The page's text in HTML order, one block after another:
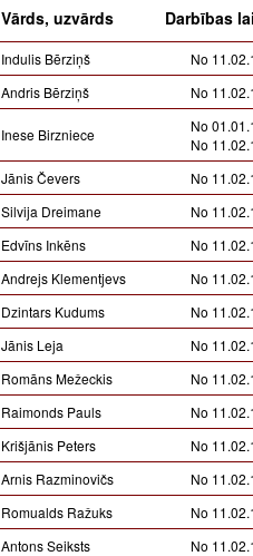
Vārds, uzvārds Darbības
Indulis Bērziņš
No
Andris Bērziņš
No
Inese Birzniece
No
No
Jānis Čevers
No
Silvija Dreimane
No
Edvīns Inkēns
No
Andrejs Klementjevs
No
Dzintars Kudums
No
Jānis Leja
No
Romāns Mežeckis
No
Raimonds Pauls
No
Krišjānis Peters
No
Arnis Razminovičs
No
Romualds Ražuks
No
Antons Seiksts
No